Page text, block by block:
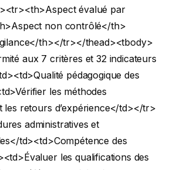
évalué par
non contrôlé</th>
th></tr></thead><tbody>
aux 7 critères et 32 indicateurs
pédagogique des
les méthodes
les retours d’expérience</td></tr>
administratives et
td><td>Compétence des
les qualifications des